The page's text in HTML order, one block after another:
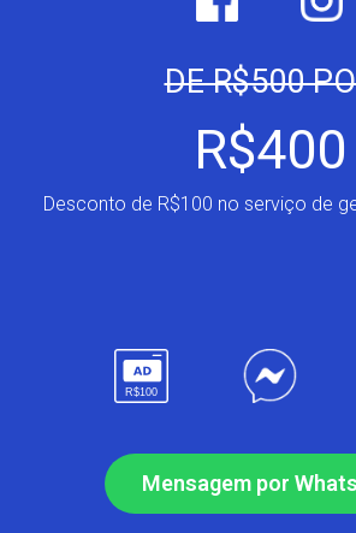
DE R$500
R$400
Desconto de R$100 no serviço de
R$100
Mensagem por